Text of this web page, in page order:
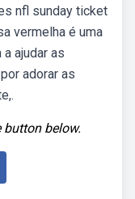
nfl sunday ticket
vermelha é uma
ajudar as
adorar as
below.